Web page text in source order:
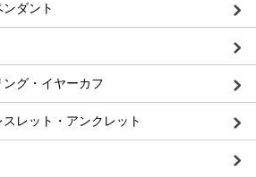
ダント
グ・イヤーカフ
レット・アンクレット